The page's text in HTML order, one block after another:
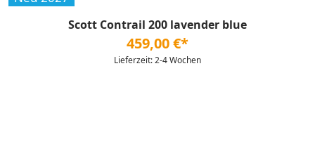
Scott Contrail 200 lavender blue
459,00 €*
Lieferzeit: 2-4 Wochen